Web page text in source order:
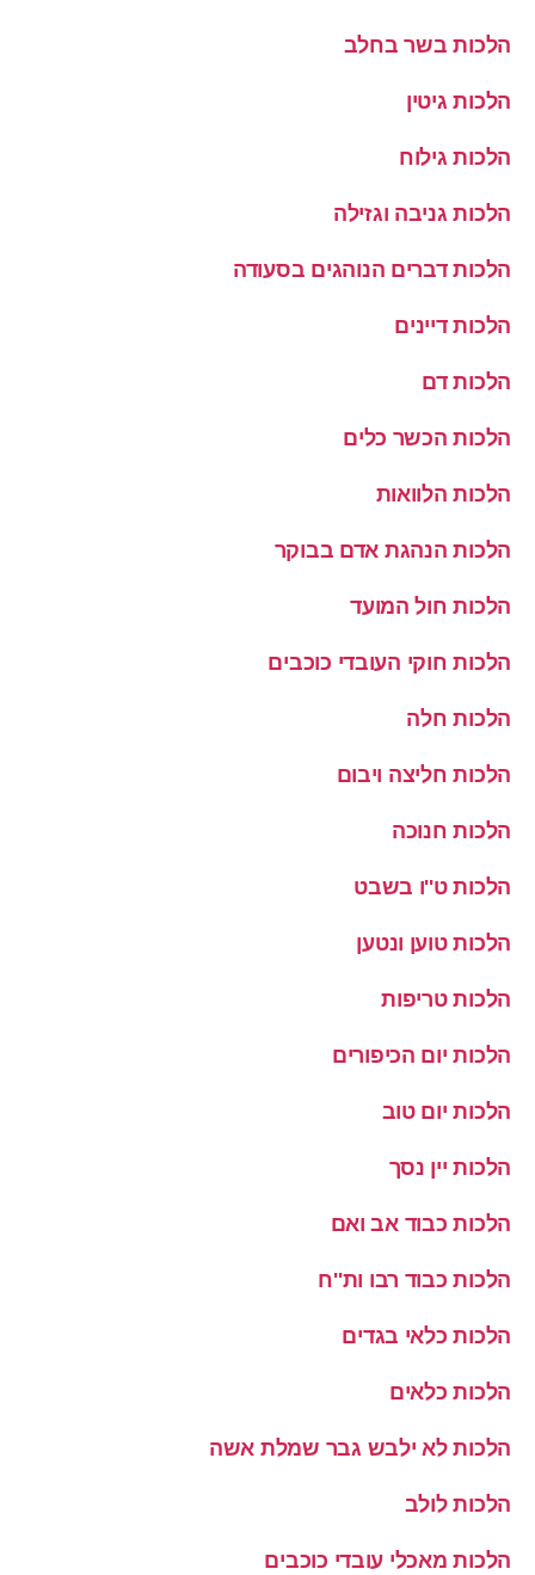
הלכות בשר בחלב
הלכות גיטין
הלכות גילוח
הלכות גניבה וגזילה
הלכות דברים הנוהגים בסעודה
הלכות דיינים
הלכות דם
הלכות הכשר כלים
הלכות הלוואות
הלכות הנהגת אדם בבוקר
הלכות חול המועד
הלכות חוקי העובדי כוכבים
הלכות חלה
הלכות חליצה ויבום
הלכות חנוכה
הלכות ט''ו בשבט
הלכות טוען ונטען
הלכות טריפות
הלכות יום הכיפורים
הלכות יום טוב
הלכות יין נסך
הלכות כבוד אב ואם
הלכות כבוד רבו ות''ח
הלכות כלאי בגדים
הלכות כלאים
הלכות לא ילבש גבר שמלת אשה
הלכות לולב
הלכות מאכלי עובדי כוכבים